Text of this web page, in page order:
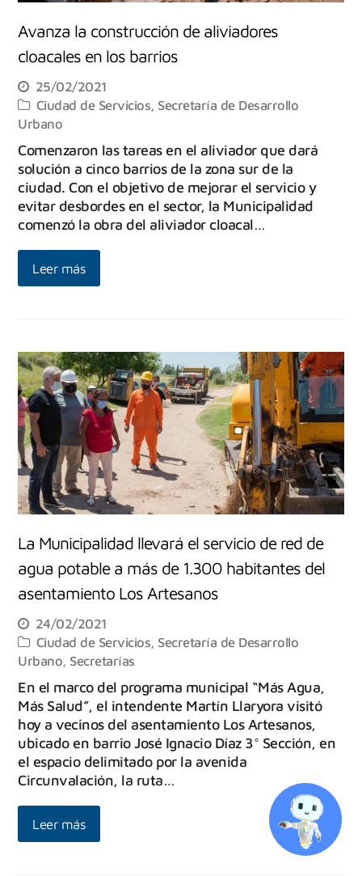
Avanza la construcción de aliviadores
cloacales en los barrios
25/02/2021
Ciudad de Servicios, Secretaría de Desarrollo
Urbano
Comenzaron las tareas en el aliviador que dará
solución a cinco barrios de la zona sur de la
ciudad. Con el objetivo de mejorar el servicio y
evitar desbordes en el sector, la Municipalidad
comenzó la obra del aliviador cloacal…
Leer más
La Municipalidad llevará el servicio de red de
agua potable a más de 1.300 habitantes del
asentamiento Los Artesanos
24/02/2021
Ciudad de Servicios, Secretaría de Desarrollo
Urbano, Secretarías
En el marco del programa municipal “Más Agua,
Más Salud”, el intendente Martín Llaryora visitó
hoy a vecinos del asentamiento Los Artesanos,
ubicado en barrio José Ignacio Díaz 3° Sección, en
el espacio delimitado por la avenida
Circunvalación, la ruta…
Leer más